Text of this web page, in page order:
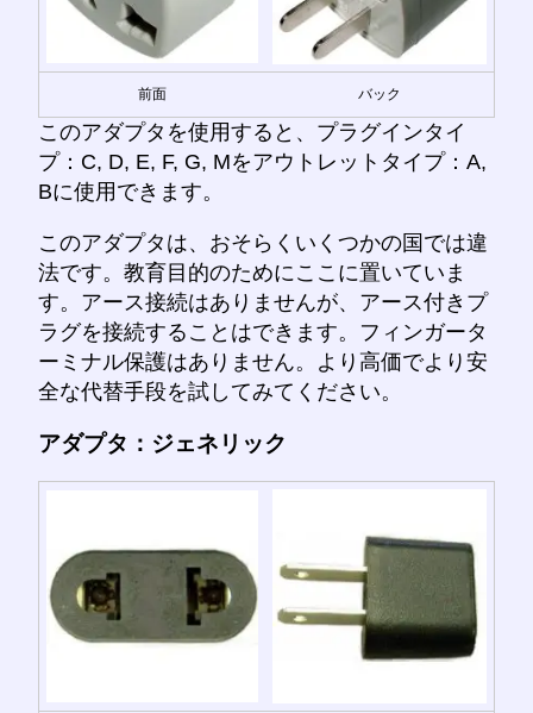
前面 バック
このアダプタを使用すると、プラグインタイ
プ：C, D, E, F, G, Mをアウトレットタイプ：A,
Bに使用できます。
このアダプタは、おそらくいくつかの国では違
法です。教育目的のためにここに置いていま
す。アース接続はありませんが、アース付きプ
ラグを接続することはできます。フィンガータ
ーミナル保護はありません。より高価でより安
全な代替手段を試してみてください。
アダプタ：ジェネリック